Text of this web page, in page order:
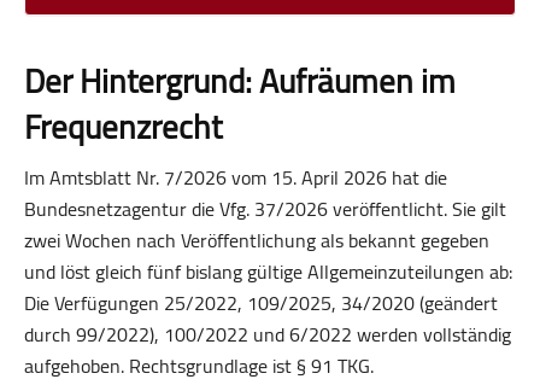
Der Hintergrund: Aufräumen im
Frequenzrecht
Im Amtsblatt Nr. 7/2026 vom 15. April 2026 hat die
Bundesnetzagentur die Vfg. 37/2026 veröffentlicht. Sie gilt
zwei Wochen nach Veröffentlichung als bekannt gegeben
und löst gleich fünf bislang gültige Allgemeinzuteilungen ab:
Die Verfügungen 25/2022, 109/2025, 34/2020 (geändert
durch 99/2022), 100/2022 und 6/2022 werden vollständig
aufgehoben. Rechtsgrundlage ist § 91 TKG.